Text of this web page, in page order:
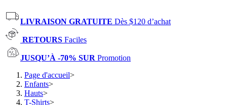
LIVRAISON GRATUITE Dès $120 d’achat
RETOURS Faciles
JUSQU’À -70% SUR Promotion
Page d'accueil>
Enfants>
Hauts>
T-Shirts>